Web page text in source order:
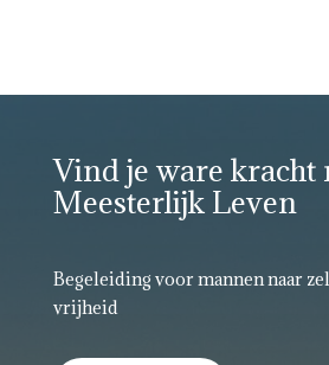
Vind je ware kracht
Meesterlijk Leven
Begeleiding voor mannen naar
vrijheid